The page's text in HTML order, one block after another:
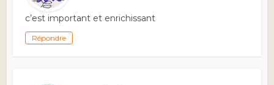
c’est important et enrichissant
Répondre